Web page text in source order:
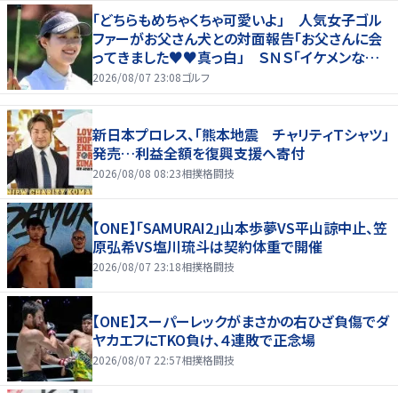
「どちらもめちゃくちゃ可愛いよ」 人気女子ゴル
ファーがお父さん犬との対面報告「お父さんに会
ってきました♥♥真っ白」 ＳＮＳ「イケメンなお
父さん」「白戸家入りするんですか？」
2026/08/07 23:08ゴルフ
新日本プロレス、「熊本地震 チャリティＴシャツ」
発売…利益全額を復興支援へ寄付
2026/08/08 08:23相撲格闘技
【ONE】「SAMURAI2」山本歩夢VS平山諒中止、笠
原弘希VS塩川琉斗は契約体重で開催
2026/08/07 23:18相撲格闘技
【ONE】スーパーレックがまさかの右ひざ負傷でダ
ヤカエフにTKO負け、４連敗で正念場
2026/08/07 22:57相撲格闘技